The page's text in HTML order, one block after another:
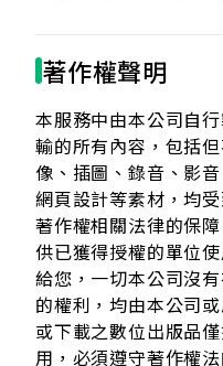
著作權聲明
本服務中由本公司自
輸的所有內容，包括
像、插圖、錄音、影
網頁設計等素材，均
著作權相關法律的保
供已獲得授權的單位
給您，一切本公司沒
的權利，均由本公司
或下載之數位出版品
用，必須遵守著作權